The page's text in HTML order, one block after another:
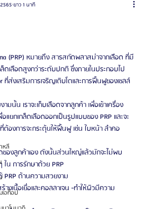
หลี
เอท็อป
ยาว 1 นาที
ดาว
(PRP) หมายถึง สารสกัดพลาสม่าจากเลือด ที่มี
ดเลือดสูงกว่าระดับปกติ ซึ่งภายในประกอบไป
ที่ส่งเสริมการเจริญเติบโตและการฟื้นฟูของเซลล์
มนั้น เราจะเก็บเลือดจากลูกค้า เพื่อเข้าเครื่อง
แยกเกล็ดเลือดออกเป็นรูปแบบของ PRP และจะ
ต้องการจะกระตุ้นให้ฟื้นฟู เช่น ใบหน้า ลำคอ
ของลูกค้าเอง ดังนั้นส่วนใหญ่แล้วมักจะไม่พบ
ใน การรักษาด้วย PRP
PRP ด้านความสวยงาม
างเนื้อเยื่อและคอลลาเจน -ทำให้ผิวมีความ